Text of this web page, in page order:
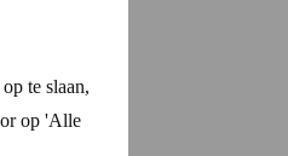
te slaan,
op 'Alle